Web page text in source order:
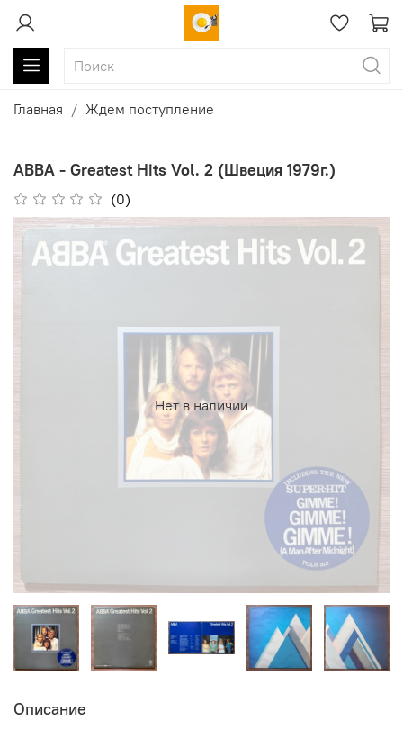
Главная Ждем поступление
ABBA - Greatest Hits Vol. 2 (Швеция 1979г.)
(0)
Нет в наличии
Описание